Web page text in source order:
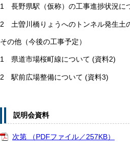
1 長野県駅（仮称）の工事進捗状況に
2 土曽川橋りょうへのトンネル発生土
その他（今後の工事予定）
1 県道市場桜町線について (資料2)
2 駅前広場整備について (資料3)
説明会資料
次第 （PDFファイル／257KB）